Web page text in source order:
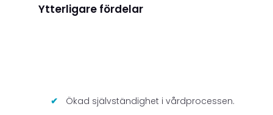
Ytterligare fördelar
Ökad självständighet i vårdprocessen.